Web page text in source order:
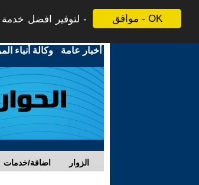
موافق - OK
لتوفير افضل خدمة
أخبار عامة -وكالة أنباء
اضافة/خدمات الزوار